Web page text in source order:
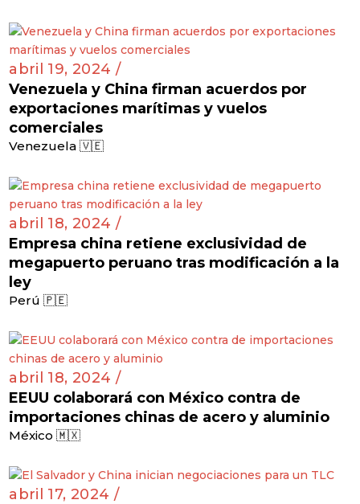
abril 19, 2024 /
Venezuela y China firman acuerdos por
exportaciones marítimas y vuelos
comerciales
Venezuela 🇻🇪
abril 18, 2024 /
Empresa china retiene exclusividad de
megapuerto peruano tras modificación a la
ley
Perú 🇵🇪
abril 18, 2024 /
EEUU colaborará con México contra de
importaciones chinas de acero y aluminio
México 🇲🇽
abril 17, 2024 /